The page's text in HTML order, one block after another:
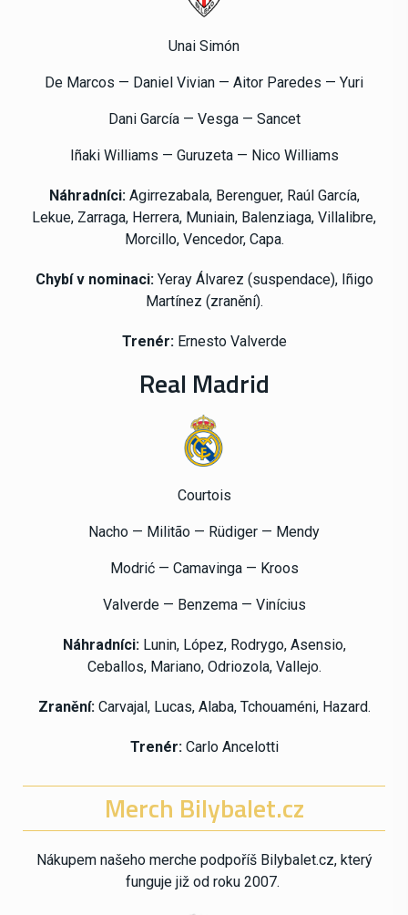
Unai Simón
De Marcos — Daniel Vivian — Aitor Paredes — Yuri
Dani García — Vesga — Sancet
Iñaki Williams — Guruzeta — Nico Williams
Náhradníci: Agirrezabala, Berenguer, Raúl García,
Lekue, Zarraga, Herrera, Muniain, Balenziaga, Villalibre,
Morcillo, Vencedor, Capa.
Chybí v nominaci:Yeray Álvarez (suspendace), Iñigo
Martínez (zranění).
Trenér: Ernesto Valverde
Real Madrid
Courtois
Nacho — Militão — Rüdiger — Mendy
Modrić — Camavinga — Kroos
Valverde — Benzema — Vinícius
Náhradníci:Lunin, López, Rodrygo, Asensio,
Ceballos, Mariano, Odriozola, Vallejo.
Zranění: Carvajal, Lucas, Alaba, Tchouaméni, Hazard.
Trenér:Carlo Ancelotti
Merch Bilybalet.cz
Nákupem našeho merche podpoříš Bilybalet.cz, který
funguje již od roku 2007.